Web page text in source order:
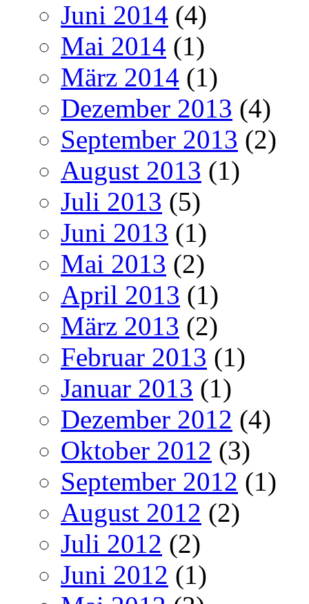
Juni 2014 (4)
Mai 2014 (1)
März 2014 (1)
Dezember 2013 (4)
September 2013 (2)
August 2013 (1)
Juli 2013 (5)
Juni 2013 (1)
Mai 2013 (2)
April 2013 (1)
März 2013 (2)
Februar 2013 (1)
Januar 2013 (1)
Dezember 2012 (4)
Oktober 2012 (3)
September 2012 (1)
August 2012 (2)
Juli 2012 (2)
Juni 2012 (1)